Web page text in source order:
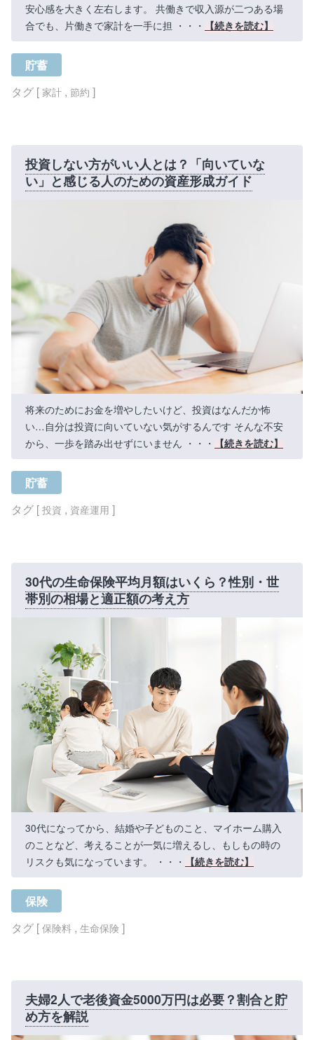
安心感を大きく左右します。 共働きで収入源が二つある場
合でも、片働きで家計を一手に担 ・・・
【続きを読む】
貯蓄
タグ [ 家計 , 節約 ]
投資しない方がいい人とは？「向いていな
い」と感じる人のための資産形成ガイド
将来のためにお金を増やしたいけど、投資はなんだか怖
い…自分は投資に向いていない気がするんです そんな不安
から、一歩を踏み出せずにいません ・・・
【続きを読む】
貯蓄
タグ [ 投資 , 資産運用 ]
30代の生命保険平均月額はいくら？性別・世
帯別の相場と適正額の考え方
30代になってから、結婚や子どものこと、マイホーム購入
のことなど、考えることが一気に増えるし、もしもの時の
リスクも気になっています。 ・・・
【続きを読む】
保険
タグ [ 保険料 , 生命保険 ]
夫婦2人で老後資金5000万円は必要？割合と貯
め方を解説